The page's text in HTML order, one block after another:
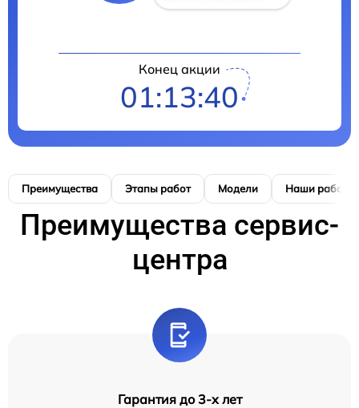
Конец акции
01:13:39
Преимущества Этапы работ Модели Наши работы
Преимущества сервис-
центра
Гарантия до 3-х лет